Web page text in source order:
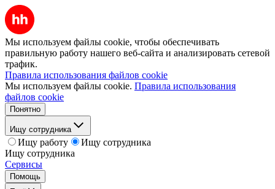
Мы используем файлы cookie, чтобы обеспечивать
правильную работу нашего веб-сайта и анализировать сетевой
трафик.
Правила использования файлов cookie
Мы используем файлы cookie. Правила использования
файлов cookie
Понятно
Ищу сотрудника
Ищу работу
Ищу сотрудника
Ищу сотрудника
Сервисы
Помощь